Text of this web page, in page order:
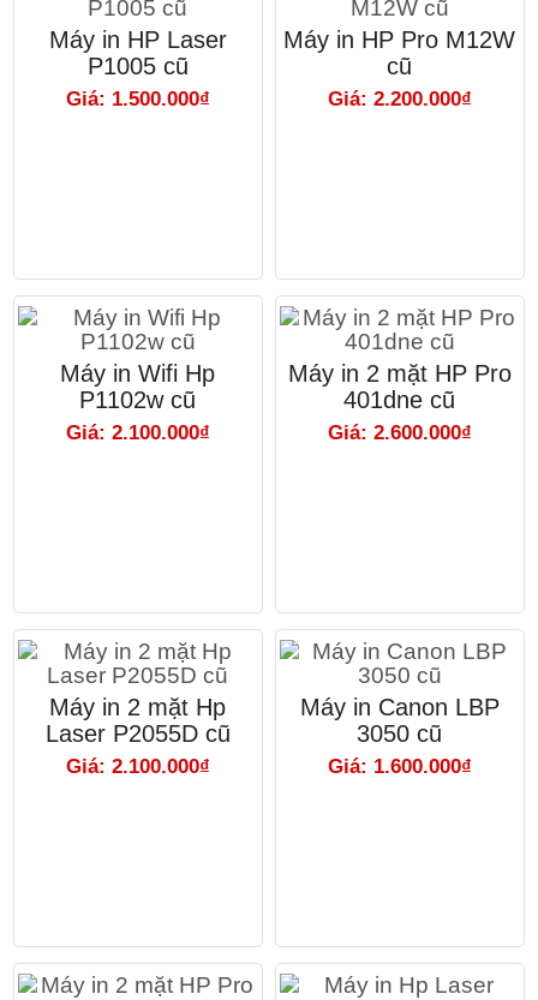
Máy in HP Laser
P1005 cũ
Giá: 1.500.000₫
Máy in HP Pro M12W
cũ
Giá: 2.200.000₫
Máy in Wifi Hp
P1102w cũ
Giá: 2.100.000₫
Máy in 2 mặt HP Pro
401dne cũ
Giá: 2.600.000₫
Máy in 2 mặt Hp
Laser P2055D cũ
Giá: 2.100.000₫
Máy in Canon LBP
3050 cũ
Giá: 1.600.000₫